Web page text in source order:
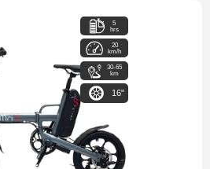
5
hrs
20
km/h
30-65
km
16"